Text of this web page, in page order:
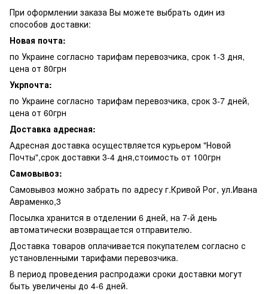
При оформлении заказа Вы можете выбрать один из
способов доставки:
Новая почта:
по Украине согласно тарифам перевозчика, срок 1-3 дня,
цена от 80грн
Укрпочта:
по Украине согласно тарифам перевозчика, срок 3-7 дней,
цена от 60грн
Доставка адресная:
Адресная доставка осуществляется курьером "Новой
Почты",срок доставки 3-4 дня,стоимость от 100грн
Самовывоз:
Самовывоз можно забрать по адресу г.Кривой Рог, ул.Ивана
Авраменко,3
Посылка хранится в отделении 6 дней, на 7-й день
автоматически возвращается отправителю.
Доставка товаров оплачивается покупателем согласно с
установленными тарифами перевозчика.
В период проведения распродажи сроки доставки могут
быть увеличены до 4-6 дней.